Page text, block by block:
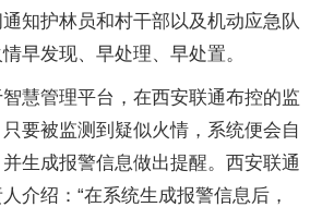
知护林员和村干部以及机动应急队
早发现、早处理、早处置。
慧管理平台，在西安联通布控的监
要被监测到疑似火情，系统便会自
生成报警信息做出提醒。西安联通
介绍：“在系统生成报警信息后，